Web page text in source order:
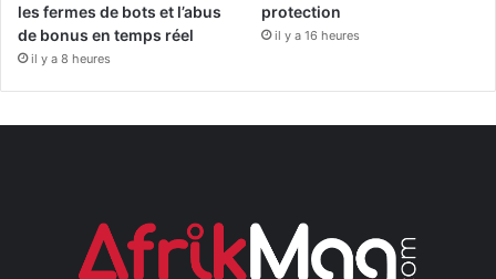
les fermes de bots et l’abus
de bonus en temps réel
il y a 8 heures
protection
il y a 16 heures